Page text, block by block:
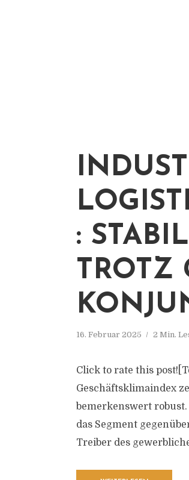
:
TROTZ
16. Februar 2025 2 Min.
Click to rate this
Geschäftsklimaindex
bemerkenswert
das Segment
Treiber des